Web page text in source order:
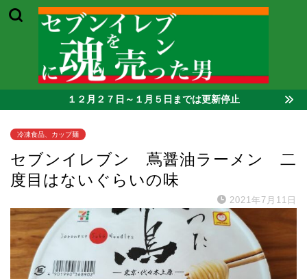
１２月２７日～１月５日までは更新停止
冷凍食品、カップ麺
セブンイレブン 蔦醤油ラーメン 二
度目はないぐらいの味
2021年7月11日